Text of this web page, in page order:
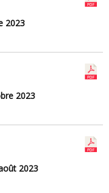
2023
2023
2023